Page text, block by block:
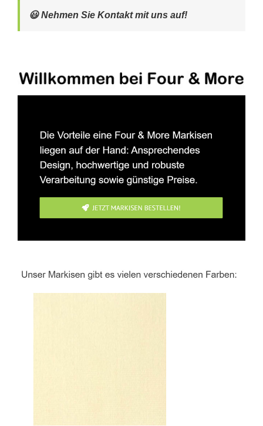
😃 Nehmen Sie Kontakt mit uns auf!